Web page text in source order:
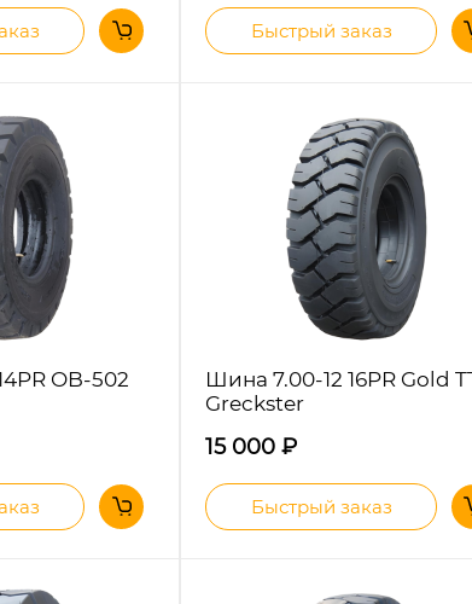
Быстрый заказ
OB-502
Шина 7.00-12 16PR Gold
Greckster
15 000₽
Быстрый заказ